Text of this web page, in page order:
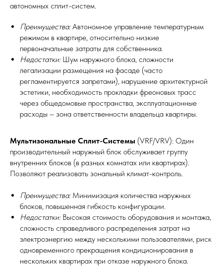
автономных сплит-систем.
Преимущества:Автономное управление температурным
режимом в квартире, относительно низкие
первоначальные затраты для собственника.
Недостатки:Шум наружного блока, сложности
легализации размещения на фасаде (часто
регламентируется запретами), нарушение архитектурной
эстетики, необходимость прокладки фреоновых трасс
через общедомовые пространства, эксплуатационные
расходы – зона ответственности владельца квартиры.
Мультизональные Сплит-Системы (VRF/VRV): Один
производительный наружный блок обслуживает группу
внутренних блоков (в разных комнатах или квартирах).
Позволяют реализовать зональный климат-контроль.
Преимущества:Минимизация количества наружных
блоков, повышенная гибкость конфигурации.
Недостатки: Высокая стоимость оборудования и монтажа,
сложность справедливого распределения затрат на
электроэнергию между несколькими пользователями, риск
одновременного прекращения кондиционирования в
нескольких квартирах при отказе наружного блока.